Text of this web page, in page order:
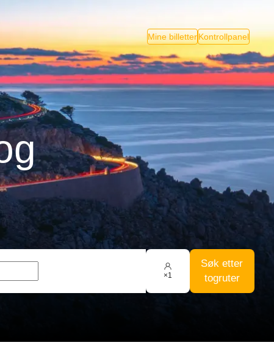
Mine billetterKontrollpanel
×1
Søk etter
togruter